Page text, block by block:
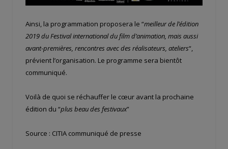
Ainsi, la programmation proposera le “meilleur de l’édition
2019 du Festival international du film d’animation, mais aussi
avant-premières, rencontres avec des réalisateurs, ateliers“,
prévient l’organisation. Le programme sera bientôt
communiqué.
Voilà de quoi se réchauffer le cœur avant la prochaine
édition du “plus beau des festivaux”
Source : CITIA communiqué de presse